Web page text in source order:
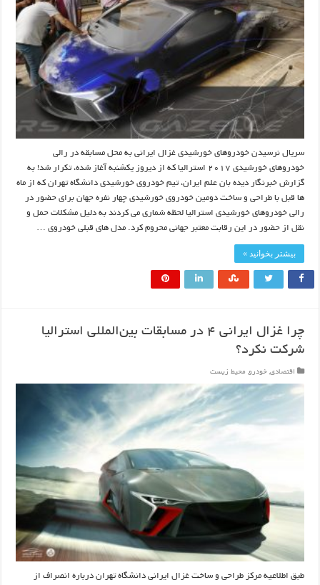
سریال نرسیدن خودروهای خورشیدی غزال ایرانی به محل مسابقه در رالی
خودروهای خورشیدی ۲۰۱۷ استرالیا که از دیروز یکشنبه آغاز شده، تکرار شد! به
گزارش خبرنگار دیده بان علم ایران، تیم خودروی خورشیدی دانشگاه تهران که از ماه
ها قبل با طراحی و ساخت دومین خودروی خورشیدی چهار نفره جهان برای حضور در
رالی خودروهای خورشیدی استرالیا لحظه شماری می کردند به دلیل مشکلات حمل و
نقل از حضور در این رقابت معتبر جهانی محروم کرد. مدل های قبلی خودروی …
بیشتر بخوانید »
چرا غزال ایرانی ۴ در مسابقات بین‌المللی استرالیا
شرکت نکرد؟
اقتصادی, خودرو, محیط زیست
طبق اطلاعیه مرکز طراحی و ساخت غزال ایرانی دانشگاه تهران درباره انصراف از